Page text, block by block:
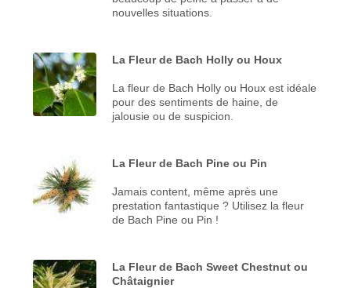
nouvelles situations.
La Fleur de Bach Holly ou Houx
La fleur de Bach Holly ou Houx est idéale
pour des sentiments de haine, de
jalousie ou de suspicion.
La Fleur de Bach Pine ou Pin
Jamais content, même après une
prestation fantastique ? Utilisez la fleur
de Bach Pine ou Pin !
La Fleur de Bach Sweet Chestnut ou
Châtaignier